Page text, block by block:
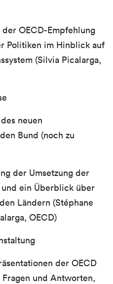
OECD-Empfehlung
Politiken im Hinblick auf
(Silvia Picalarga,
neuen
Bund (noch zu
der Umsetzung der
ein Überblick über
Ländern (Stéphane
OECD)
der OECD
und Antworten,